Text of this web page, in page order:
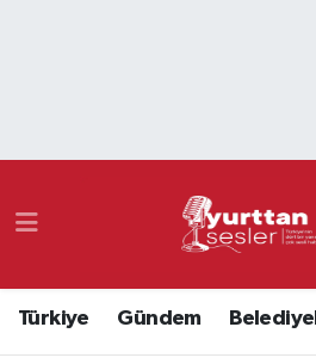
Türkiye Gündem
Namaz Vakitleri
Süper Lig Puan Durumu ve